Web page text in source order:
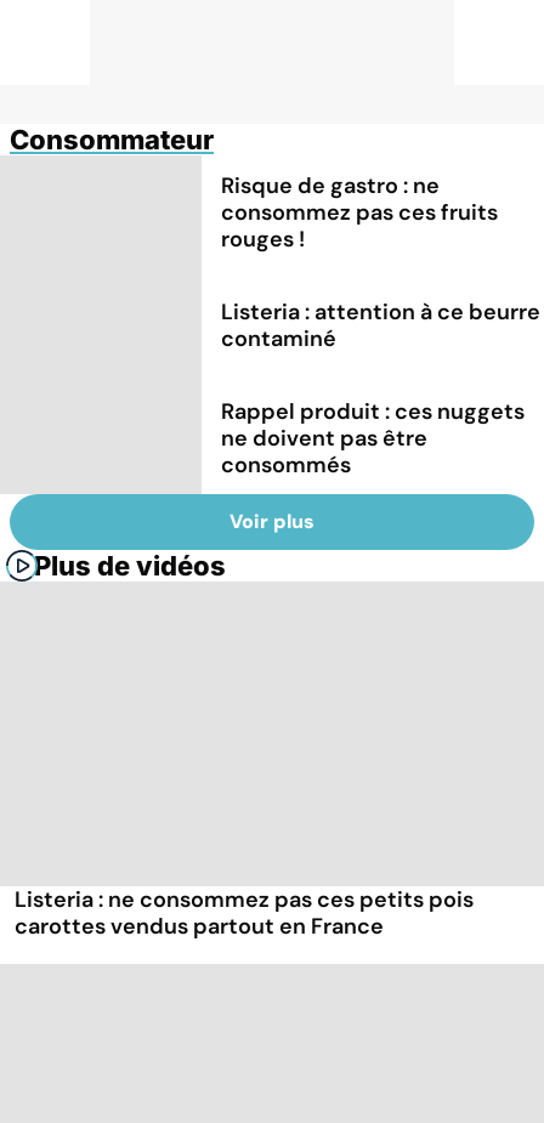
Consommateur
Risque de gastro : ne
consommez pas ces fruits
rouges !
Listeria : attention à ce beurre
contaminé
Rappel produit : ces nuggets
ne doivent pas être
consommés
Voir plus
Plus de vidéos
Listeria : ne consommez pas ces petits pois
carottes vendus partout en France